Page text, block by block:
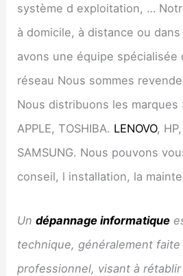
système d exploitation, …
à domicile, à distance ou
avons une équipe spécialisée
réseau Nous sommes
Nous distribuons les marques :
APPLE, TOSHIBA. LENOVO,
SAMSUNG. Nous pouvons
conseil, l installation, la
Undépannage informatique
technique, généralement faite
professionnel, visant à